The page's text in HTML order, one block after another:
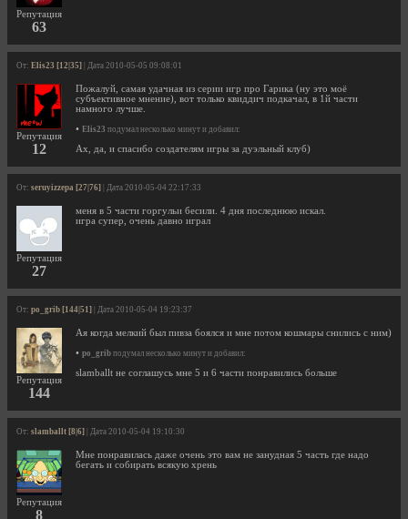
Репутация
63
От: Elis23 [12|35] | Дата 2010-05-05 09:08:01
Репутация
12
Пожалуй, самая удачная из серии игр про Гарика (ну это моё
субъективное мнение), вот только квиддич подкачал, в 1й части
намного лучше.
• Elis23 подумал несколько минут и добавил:
Ах, да, и спасибо создателям игры за дуэльный клуб)
От: seruyizzepa [27|76] | Дата 2010-05-04 22:17:33
Репутация
27
меня в 5 части горгульи бесили. 4 дня последнюю искал.
игра супер, очень давно играл
От: po_grib [144|51] | Дата 2010-05-04 19:23:37
Репутация
144
Ая когда мелкий был пивза боялся и мне потом кошмары снились с ним)
• po_grib подумал несколько минут и добавил:
slamballt не соглашусь мне 5 и 6 части понравились больше
От: slamballt [8|6] | Дата 2010-05-04 19:10:30
Репутация
8
Мне понравилась даже очень это вам не занудная 5 часть где надо
бегать и собирать всякую хрень